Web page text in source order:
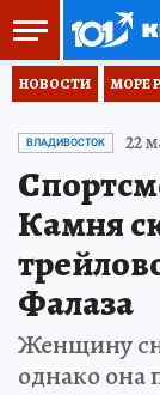
НОВОСТИ МОРЕ
ВЛАДИВОСТОК 22
Камня
Фалаза
Женщину
однако